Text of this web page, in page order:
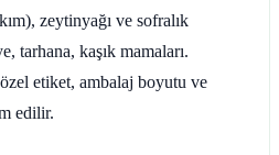
zeytinyağı ve sofralık
tarhana, kaşık mamaları.
etiket, ambalaj boyutu ve
edilir.